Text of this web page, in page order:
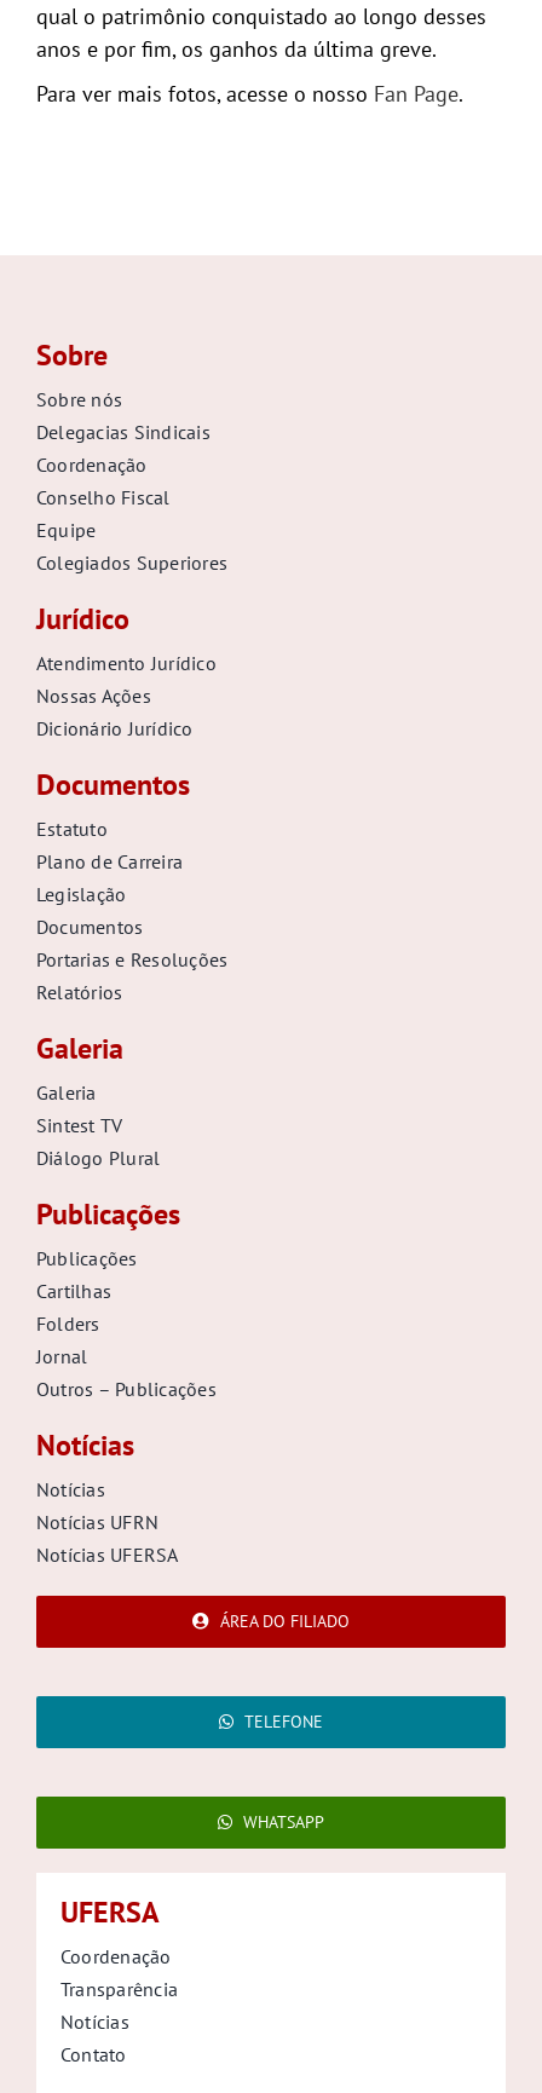
qual o patrimônio conquistado ao longo desses
anos e por fim, os ganhos da última greve.
Para ver mais fotos, acesse o nosso Fan Page.
Sobre
Sobre nós
Delegacias Sindicais
Coordenação
Conselho Fiscal
Equipe
Colegiados Superiores
Jurídico
Atendimento Jurídico
Nossas Ações
Dicionário Jurídico
Documentos
Estatuto
Plano de Carreira
Legislação
Documentos
Portarias e Resoluções
Relatórios
Galeria
Galeria
Sintest TV
Diálogo Plural
Publicações
Publicações
Cartilhas
Folders
Jornal
Outros – Publicações
Notícias
Notícias
Notícias UFRN
Notícias UFERSA
ÁREA DO FILIADO
TELEFONE
WHATSAPP
UFERSA
Coordenação
Transparência
Notícias
Contato